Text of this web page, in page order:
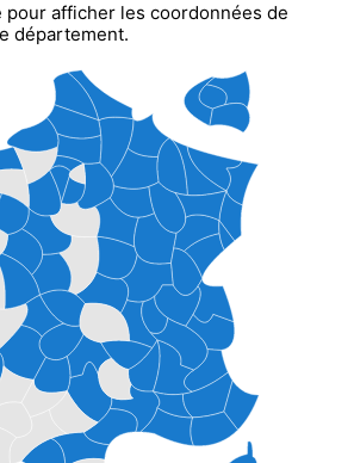
pour afficher les coordonnées de
département.